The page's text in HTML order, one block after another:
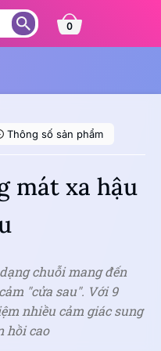
0
Thông số sản phẩm
mát xa hậu
chuỗi mang đến
"cửa sau". Với 9
nhiều cảm giác sung
hồi cao